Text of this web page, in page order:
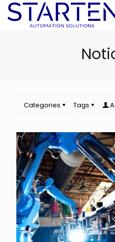
Categories Tags